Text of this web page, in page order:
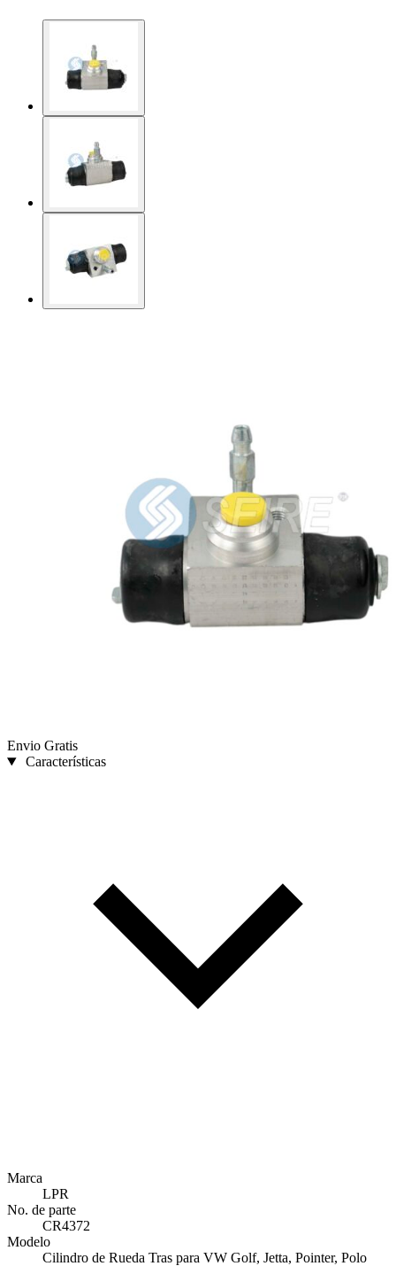
Envio Gratis
Características
Marca
LPR
No. de parte
CR4372
Modelo
Cilindro de Rueda Tras para VW Golf, Jetta, Pointer, Polo